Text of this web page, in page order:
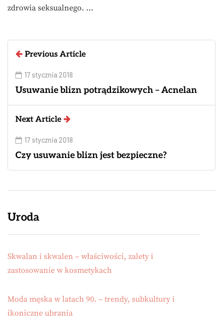
zdrowia seksualnego. …
Previous Article
17 stycznia 2018
Usuwanie blizn potrądzikowych – Acnelan
Next Article
17 stycznia 2018
Czy usuwanie blizn jest bezpieczne?
Uroda
Skwalan i skwalen – właściwości, zalety i
zastosowanie w kosmetykach
Moda męska w latach 90. – trendy, subkultury i
ikoniczne ubrania